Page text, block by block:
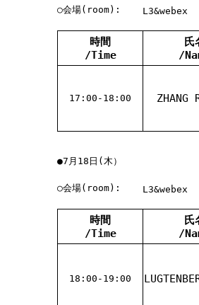
○会場(room): L3&webex
時間
/Time
氏
/
17:00-18:00 ZHANG
●7月18日(木）
○会場(room): L3&webex
時間
/Time
氏
/
18:00-19:00